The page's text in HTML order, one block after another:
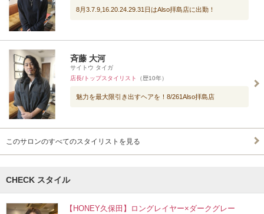
8月3.7.9,16.20.24.29.31日はAlso拝島店に出勤！
斉藤 大河
サイトウ タイガ
店長/トップスタイリスト
（歴10年）
魅力を最大限引き出すヘアを！8/261Also拝島店
このサロンのすべてのスタイリストを見る
CHECK スタイル
【HONEY久保田】ロングレイヤー×ダークグレー